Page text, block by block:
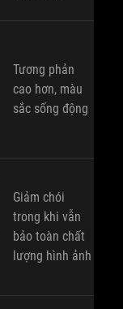
Tương phản
cao hơn, màu
sắc sống động
Giảm chói
trong khi vẫn
bảo toàn chất
lượng hình ảnh